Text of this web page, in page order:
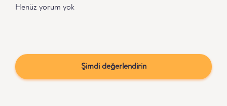
Henüz yorum yok
Şimdi değerlendirin